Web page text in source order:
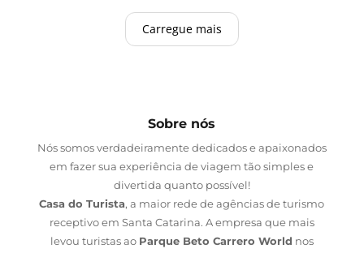
Carregue mais
Sobre nós
Nós somos verdadeiramente dedicados e apaixonados
em fazer sua experiência de viagem tão simples e
divertida quanto possível!
Casa do Turista, a maior rede de agências de turismo
receptivo em Santa Catarina. A empresa que mais
levou turistas ao Parque Beto Carrero World nos